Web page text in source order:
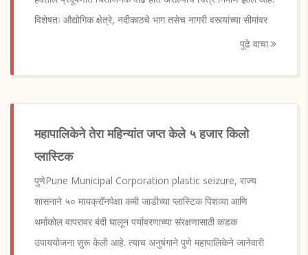
विशेषतः औद्योगिक क्षेत्रे, नदीकाठचे भाग तसेच नागरी वस्त्यांच्या सीमांवर
पुढे वाचा
महापालिकेने तेरा महिन्यांत जप्त केले ५ हजार किलो
प्लास्टिक
पुणेPune Municipal Corporation plastic seizure, राज्य
शासनाने ५० मायक्रॉनपेक्षा कमी जाडीच्या प्लास्टिक पिशव्या आणि
थर्माकोल वापरावर बंदी घालून पर्यावरणाच्या संरक्षणासाठी कडक
उपाययोजना सुरू केली आहे. त्याच अनुषंगाने पुणे महापालिकेने जानेवारी